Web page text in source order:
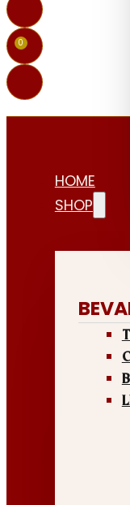
0
HOME
SHOP